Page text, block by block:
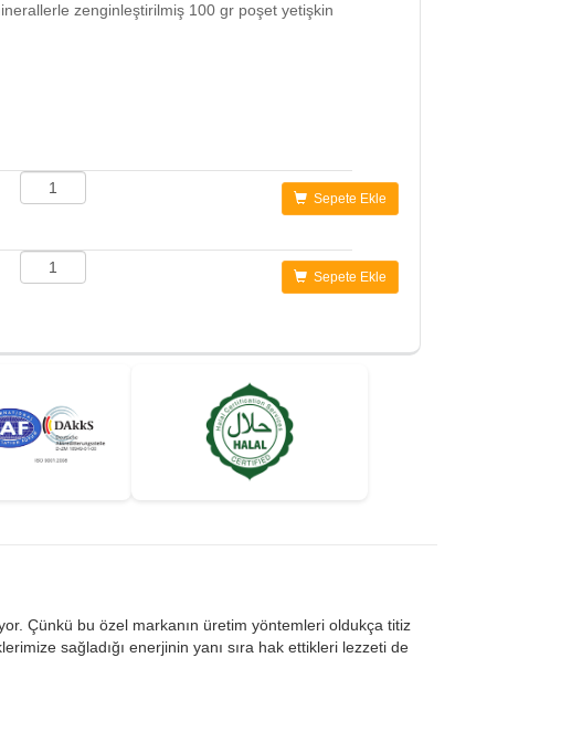
zenginleştirilmiş 100 gr poşet yetişkin
Sepete Ekle
Sepete Ekle
Çünkü bu özel markanın üretim yöntemleri oldukça titiz
sağladığı enerjinin yanı sıra hak ettikleri lezzeti de